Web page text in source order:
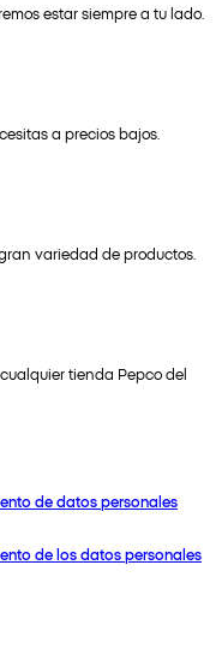
estar siempre a tu lado.
a precios bajos.
variedad de productos.
tienda Pepco del
de datos personales
de los datos personales